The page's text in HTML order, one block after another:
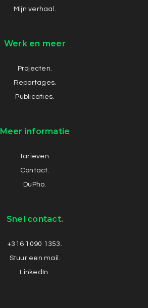
Mijn verhaal.
Werk en meer
Projecten.
Reportages.
Publicaties.
Meer informatie
Tarieven.
Contact.
DuPho.
Snel contact.
+316 1090 1353.
Stuur een mail.
LinkedIn.